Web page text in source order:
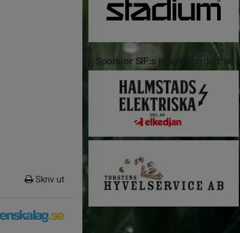
Skriv ut
Sponsor SIF:s pingisungdomar